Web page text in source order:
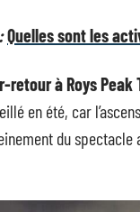
Quelles sont les
retour à Roys
en été, car
du spectacle